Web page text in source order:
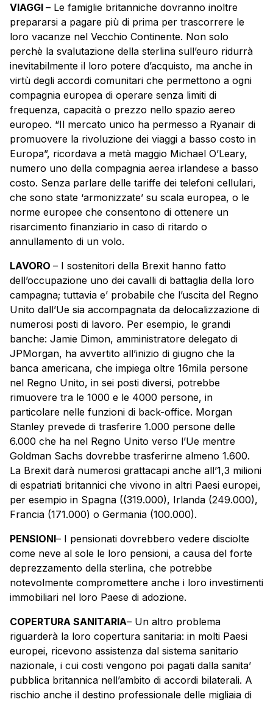
VIAGGI – Le famiglie britanniche dovranno inoltre
prepararsi a pagare più di prima per trascorrere le
loro vacanze nel Vecchio Continente. Non solo
perchè la svalutazione della sterlina sull’euro ridurrà
inevitabilmente il loro potere d’acquisto, ma anche in
virtù degli accordi comunitari che permettono a ogni
compagnia europea di operare senza limiti di
frequenza, capacità o prezzo nello spazio aereo
europeo. “Il mercato unico ha permesso a Ryanair di
promuovere la rivoluzione dei viaggi a basso costo in
Europa”, ricordava a metà maggio Michael O’Leary,
numero uno della compagnia aerea irlandese a basso
costo. Senza parlare delle tariffe dei telefoni cellulari,
che sono state ‘armonizzate’ su scala europea, o le
norme europee che consentono di ottenere un
risarcimento finanziario in caso di ritardo o
annullamento di un volo.
LAVORO – I sostenitori della Brexit hanno fatto
dell’occupazione uno dei cavalli di battaglia della loro
campagna; tuttavia e’ probabile che l’uscita del Regno
Unito dall’Ue sia accompagnata da delocalizzazione di
numerosi posti di lavoro. Per esempio, le grandi
banche: Jamie Dimon, amministratore delegato di
JPMorgan, ha avvertito all’inizio di giugno che la
banca americana, che impiega oltre 16mila persone
nel Regno Unito, in sei posti diversi, potrebbe
rimuovere tra le 1000 e le 4000 persone, in
particolare nelle funzioni di back-office. Morgan
Stanley prevede di trasferire 1.000 persone delle
6.000 che ha nel Regno Unito verso l’Ue mentre
Goldman Sachs dovrebbe trasferirne almeno 1.600.
La Brexit darà numerosi grattacapi anche all’1,3 milioni
di espatriati britannici che vivono in altri Paesi europei,
per esempio in Spagna ((319.000), Irlanda (249.000),
Francia (171.000) o Germania (100.000).
PENSIONI– I pensionati dovrebbero vedere disciolte
come neve al sole le loro pensioni, a causa del forte
deprezzamento della sterlina, che potrebbe
notevolmente compromettere anche i loro investimenti
immobiliari nel loro Paese di adozione.
COPERTURA SANITARIA– Un altro problema
riguarderà la loro copertura sanitaria: in molti Paesi
europei, ricevono assistenza dal sistema sanitario
nazionale, i cui costi vengono poi pagati dalla sanita’
pubblica britannica nell’ambito di accordi bilaterali. A
rischio anche il destino professionale delle migliaia di